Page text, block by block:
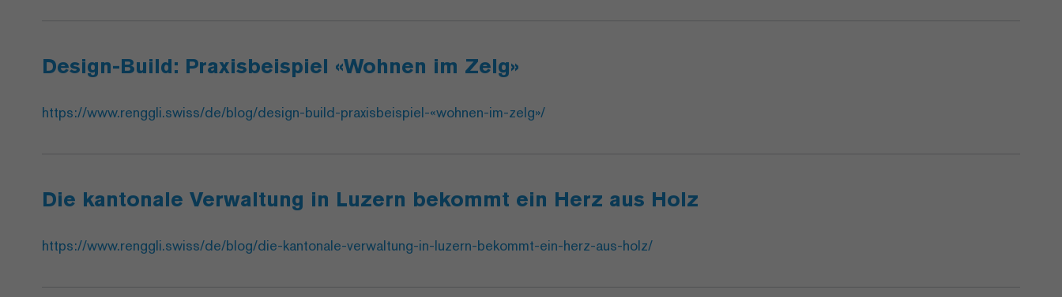
Design-Build: Praxisbeispiel «Wohnen im Zelg»
https://www.renggli.swiss/de/blog/design-build-praxisbeispiel-«wohnen-im-zelg»/
Die kantonale Verwaltung in Luzern bekommt ein Herz aus Holz
https://www.renggli.swiss/de/blog/die-kantonale-verwaltung-in-luzern-bekommt-ein-herz-aus-holz/